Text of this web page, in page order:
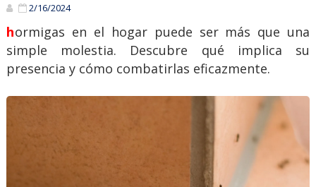
2/16/2024
hormigas en el hogar puede ser más que una
simple molestia. Descubre qué implica su
presencia y cómo combatirlas eficazmente.